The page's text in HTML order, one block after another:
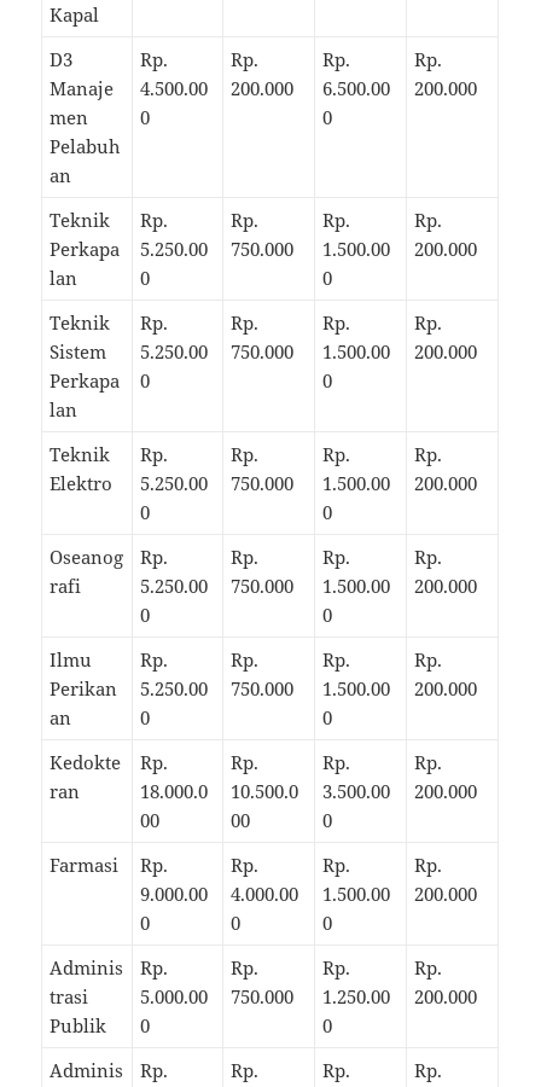
Kapal
D3
Manaje
men
Pelabuh
an
Rp.
4.500.00
0
Rp.
200.000
Rp.
6.500.00
0
Rp.
200.000
Teknik
Perkapa
lan
Rp.
5.250.00
0
Rp.
750.000
Rp.
1.500.00
0
Rp.
200.000
Teknik
Sistem
Perkapa
lan
Rp.
5.250.00
0
Rp.
750.000
Rp.
1.500.00
0
Rp.
200.000
Teknik
Elektro
Rp.
5.250.00
0
Rp.
750.000
Rp.
1.500.00
0
Rp.
200.000
Oseanog
rafi
Rp.
5.250.00
0
Rp.
750.000
Rp.
1.500.00
0
Rp.
200.000
Ilmu
Perikan
an
Rp.
5.250.00
0
Rp.
750.000
Rp.
1.500.00
0
Rp.
200.000
Kedokte
ran
Rp.
18.000.0
00
Rp.
10.500.0
00
Rp.
3.500.00
0
Rp.
200.000
Farmasi
Rp.
9.000.00
0
Rp.
4.000.00
0
Rp.
1.500.00
0
Rp.
200.000
Adminis
trasi
Publik
Rp.
5.000.00
0
Rp.
750.000
Rp.
1.250.00
0
Rp.
200.000
Adminis
Rp.
Rp.
Rp.
Rp.